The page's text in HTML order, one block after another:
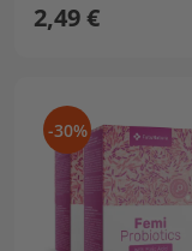
2,49 €
-30%